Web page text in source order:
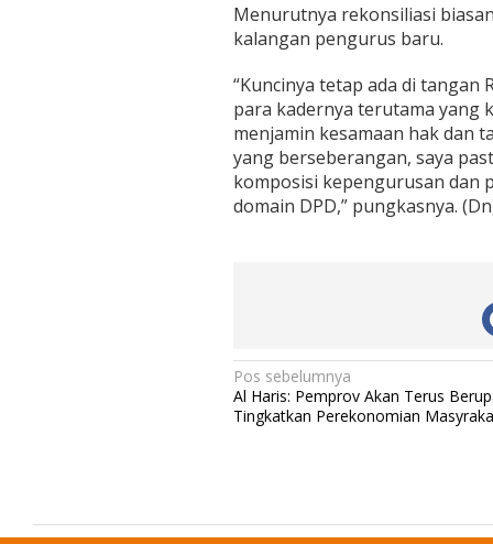
Menurutnya rekonsiliasi
kalangan pengurus baru.
“Kuncinya tetap ada di tangan
para kadernya terutama yang
menjamin kesamaan hak dan
yang berseberangan, saya
komposisi kepengurusan dan
domain DPD,” pungkasnya.
N
a
a
Pos sebelumnya
Al Haris: Pemprov Akan Terus
Tingkatkan Perekonomian